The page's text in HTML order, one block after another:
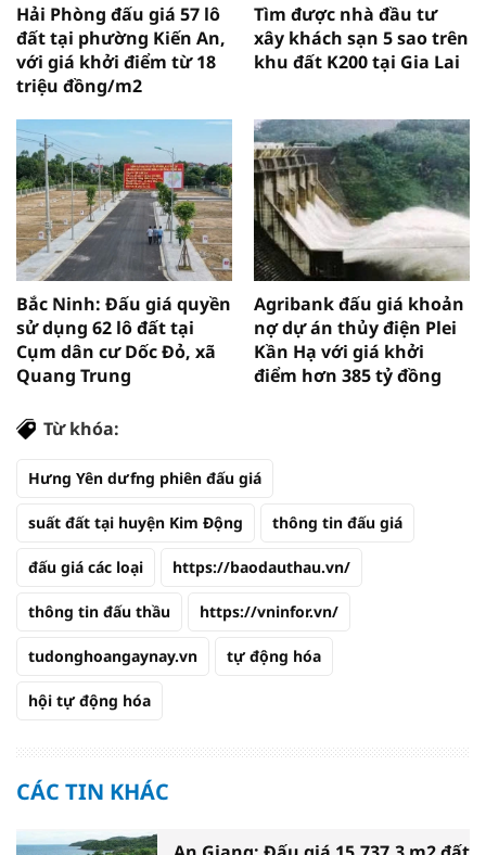
Hải Phòng đấu giá 57 lô
đất tại phường Kiến An,
với giá khởi điểm từ 18
triệu đồng/m2
Tìm được nhà đầu tư
xây khách sạn 5 sao trên
khu đất K200 tại Gia Lai
Bắc Ninh: Đấu giá quyền
sử dụng 62 lô đất tại
Cụm dân cư Dốc Đỏ, xã
Quang Trung
Agribank đấu giá khoản
nợ dự án thủy điện Plei
Kần Hạ với giá khởi
điểm hơn 385 tỷ đồng
Từ khóa:
Hưng Yên dưfng phiên đấu giá
suất đất tại huyện Kim Động thông tin đấu giá
đấu giá các loại https://baodauthau.vn/
thông tin đấu thầu https://vninfor.vn/
tudonghoangaynay.vn tự động hóa
hội tự động hóa
CÁC TIN KHÁC